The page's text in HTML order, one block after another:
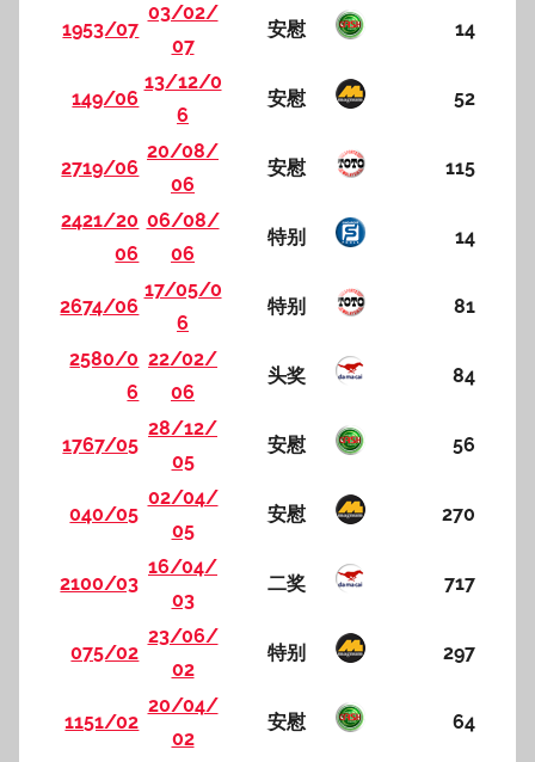
1953/07
03/02/
07
安慰 14
149/06
13/12/0
6
安慰 52
2719/06
20/08/
06
安慰 115
2421/20
06
06/08/
06
特别 14
2674/06
17/05/0
6
特别 81
2580/0
6
22/02/
06
头奖 84
1767/05
28/12/
05
安慰 56
040/05
02/04/
05
安慰 270
2100/03
16/04/
03
二奖 717
075/02
23/06/
02
特别 297
1151/02
20/04/
02
安慰 64